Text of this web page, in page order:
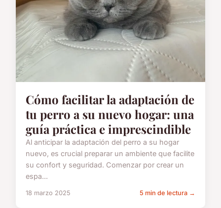
Cómo facilitar la adaptación de
tu perro a su nuevo hogar: una
guía práctica e imprescindible
Al anticipar la adaptación del perro a su hogar
nuevo, es crucial preparar un ambiente que facilite
su confort y seguridad. Comenzar por crear un
espa...
18 marzo 2025 5 min de lectura →